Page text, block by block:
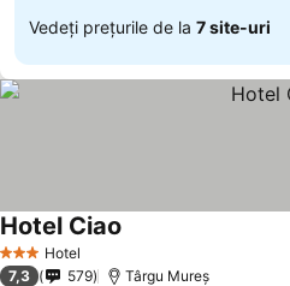
Vedeți prețurile de la 7 site-uri
3 SteleHotel
Hotel Ciao
7,3 579 Târgu Mureș